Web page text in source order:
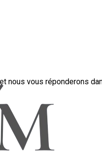
nous vous réponderons